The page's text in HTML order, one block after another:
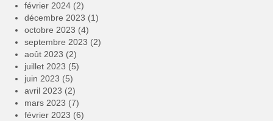
février 2024 (2)
décembre 2023 (1)
octobre 2023 (4)
septembre 2023 (2)
août 2023 (2)
juillet 2023 (5)
juin 2023 (5)
avril 2023 (2)
mars 2023 (7)
février 2023 (6)